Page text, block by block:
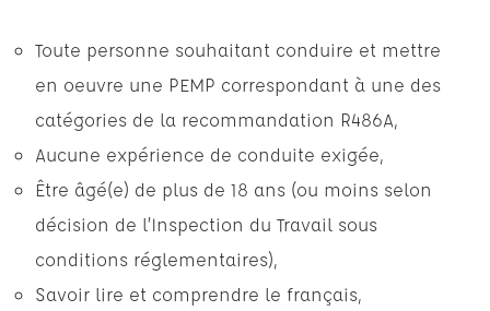
Toute personne souhaitant conduire et mettre
en oeuvre une PEMP correspondant à une des
catégories de la recommandation R486A,
Aucune expérience de conduite exigée,
Être âgé(e) de plus de 18 ans (ou moins selon
décision de l’Inspection du Travail sous
conditions réglementaires),
Savoir lire et comprendre le français,